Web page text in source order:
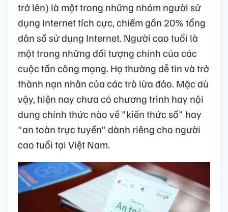
trở lên) là một trong những nhóm người sử
dụng Internet tích cực, chiếm gần 20% tổng
dân số sử dụng Internet. Người cao tuổi là
một trong những đối tượng chính của các
cuộc tấn công mạng. Họ thường dễ tin và trở
thành nạn nhân của các trò lừa đảo. Mặc dù
vậy, hiện nay chưa có chương trình hay nội
dung chính thức nào về "kiến thức số" hay
"an toàn trực tuyến" dành riêng cho người
cao tuổi tại Việt Nam.